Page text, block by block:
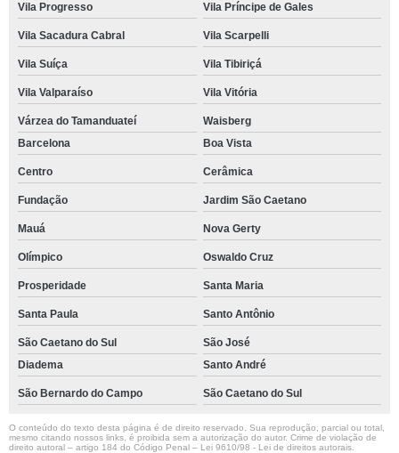
Vila Progresso Vila Príncipe de Gales
Vila Sacadura Cabral Vila Scarpelli
Vila Suíça Vila Tibiriçá
Vila Valparaíso Vila Vitória
Várzea do Tamanduateí
Waisberg
Barcelona
Boa Vista
Centro Cerâmica
Fundação Jardim São Caetano
Mauá Nova Gerty
Olímpico Oswaldo Cruz
Prosperidade Santa Maria
Santa Paula Santo Antônio
São Caetano do Sul
São José
Diadema
Santo André
São Bernardo do Campo São Caetano do Sul
O conteúdo do texto desta página é de direito reservado. Sua reprodução, parcial ou total,
mesmo citando nossos links, é proibida sem a autorização do autor. Crime de violação de
direito autoral – artigo 184 do Código Penal – Lei 9610/98 - Lei de direitos autorais